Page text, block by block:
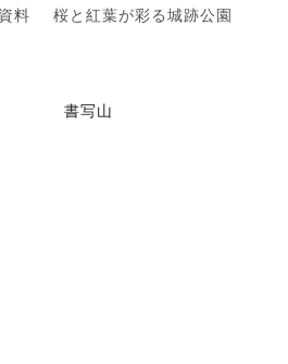
料
桜と紅葉が彩る城跡公園
書写山